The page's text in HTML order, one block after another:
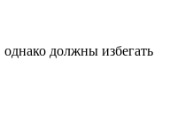
должны избегать